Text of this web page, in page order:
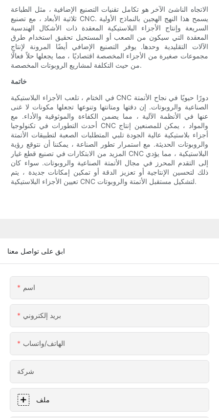
الاتجاه الناشئ الآخر هو تكامل تقنيات التصنيع الإضافية ، مثل الطباعة
ثلاثية الأبعاد ، مع تصنيع CNC. يسمح هذا النهج الهجين بالنماذج الأولية
السريعة وإنتاج الأجزاء البلاستيكية المعقدة ذات الأشكال الهندسية
المعقدة التي سيكون من الصعب أو المستحيل تحقيق استخدام طرق
الآلات التقليدية وحدها. يوفر التصنيع الإضافي أيضًا المرونة لإنتاج
مجموعات صغيرة من الأجزاء المخصصة اقتصاديًا ، مما يجعلها حلاً فعالًا
من حيث التكلفة لمشاريع الروبوتات المخصصة.
خاتمة
في الختام ، تلعب الأجزاء البلاستيكية CNC دورًا حيويًا في نجاح الأتمتة
الصناعية والروبوتات. إن دقتها ومتانتها وتنوعها تجعلها مكونات لا غنى
عنها في الأنظمة الآلية ، مما يضمن الكفاءة والموثوقية والأداء. مع
أحدث التطورات في تكنولوجيا CNC والمواد ، يمكن للمصنعين إنتاج
أجزاء بلاستيكية عالية الجودة تلبي المتطلبات الصعبة لتطبيقات الأتمتة
والروبوتات الحديثة. مع استمرار تطور الصناعة ، يمكننا أن نتوقع رؤية
المزيد من الابتكارات في تصنيع قطع غيار CNC البلاستيكية ، مما يؤدي
إلى التقدم المحرز في مجال الأتمتة الصناعية والروبوتات. سواء كان
ذلك لتحسين الإنتاجية أو تعزيز الدقة أو تمكين إمكانات جديدة ، يتم
تعيين الأجزاء البلاستيكية CNC لتشكيل مستقبل الأتمتة والروبوتات.
ابق على تواصل معنا
اسم
بريد إلكتروني
الهاتف/واتساب
شركة
ملف